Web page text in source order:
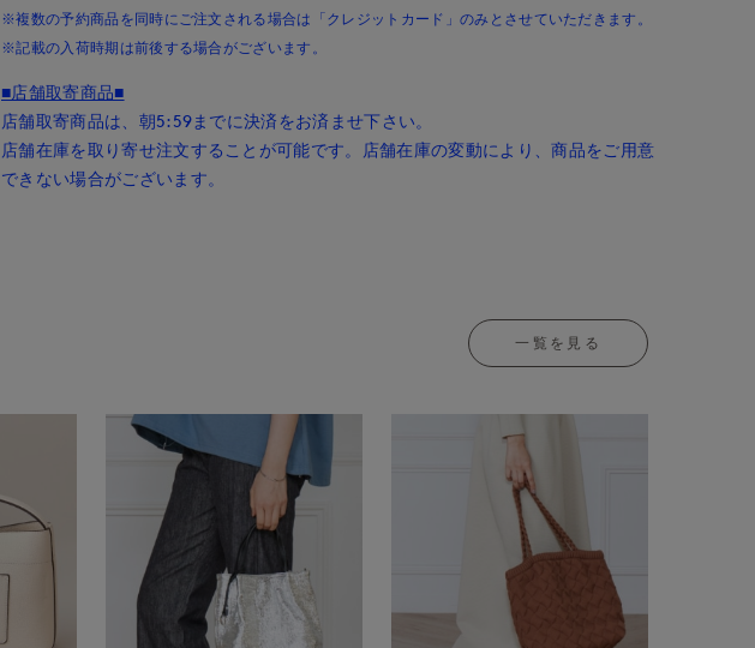
※複数の予約商品を同時にご注文される場合は「クレジットカード」のみとさせていただきます。
※記載の入荷時期は前後する場合がございます。
■店舗取寄商品■
店舗取寄商品は、朝5:59までに決済をお済ませ下さい。
店舗在庫を取り寄せ注文することが可能です。店舗在庫の変動により、商品をご用意
できない場合がございます。
一覧を見る